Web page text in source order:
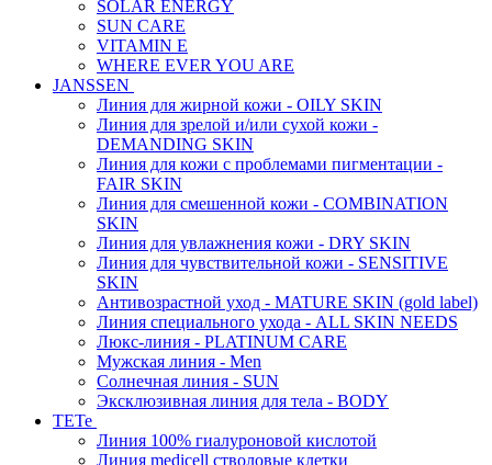
SOLAR ENERGY
SUN CARE
VITAMIN E
WHERE EVER YOU ARE
JANSSEN
Линия для жирной кожи - OILY SKIN
Линия для зрелой и/или сухой кожи -
DEMANDING SKIN
Линия для кожи с проблемами пигментации -
FAIR SKIN
Линия для смешенной кожи - COMBINATION
SKIN
Линия для увлажнения кожи - DRY SKIN
Линия для чувствительной кожи - SENSITIVE
SKIN
Антивозрастной уход - MATURE SKIN (gold label)
Линия специального ухода - ALL SKIN NEEDS
Люкс-линия - PLATINUM CARE
Мужская линия - Men
Солнечная линия - SUN
Эксклюзивная линия для тела - BODY
TETe
Линия 100% гиалуроновой кислотой
Линия medicell стволовые клетки